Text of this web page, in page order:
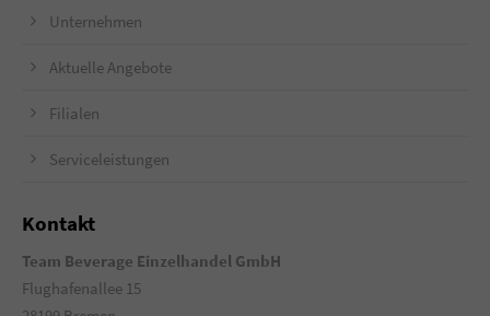
Unternehmen
Aktuelle Angebote
Filialen
Serviceleistungen
Kontakt
Team Beverage Einzelhandel GmbH
Flughafenallee 15